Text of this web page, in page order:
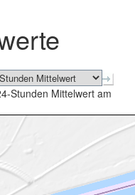
schließen
Stunden Mittelwert am